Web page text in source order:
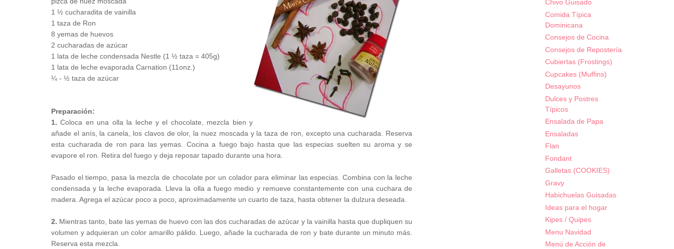
Chivo Guisado
Comida Típica
Dominicana
Consejos de Cocina
Consejos de Repostería
Cubiertas (Frostings)
Cupcakes (Muffins)
Desayunos
Dulces y Postres
Típicos
Ensalada de Papa
Ensaladas
Flan
Fondant
Galletas (COOKIES)
Gravy
Habichuelas Guisadas
Ideas para el hogar
Kipes / Quipes
Menu Navidad
Menú de Acción de
1 ½ cucharadita de vainilla
1 taza de Ron
8 yemas de huevos
2 cucharadas de azúcar
1 lata de leche condensada Nestle (1 ½ taza = 405g)
1 lata de leche evaporada Carnation (11onz.)
¼ - ½ taza de azúcar
Preparación:
1.Coloca en una olla la leche y el chocolate, mezcla bien y
añade el anís, la canela, los clavos de olor, la nuez moscada y la taza de ron, excepto una cucharada. Reserva
esta cucharada de ron para las yemas. Cocina a fuego bajo hasta que las especias suelten su aroma y se
evapore el ron. Retira del fuego y deja reposar tapado durante una hora.
Pasado el tiempo, pasa la mezcla de chocolate por un colador para eliminar las especias. Combina con la leche
condensada y la leche evaporada. Lleva la olla a fuego medio y remueve constantemente con una cuchara de
madera. Agrega el azúcar poco a poco, aproximadamente un cuarto de taza, hasta obtener la dulzura deseada.
2. Mientras tanto, bate las yemas de huevo con las dos cucharadas de azúcar y la vainilla hasta que dupliquen su
volumen y adquieran un color amarillo pálido. Luego, añade la cucharada de ron y bate durante un minuto más.
Reserva esta mezcla.